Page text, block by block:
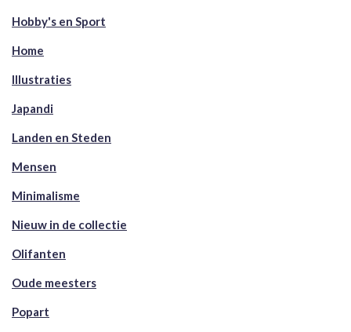
Hobby's en Sport
Home
Illustraties
Japandi
Landen en Steden
Mensen
Minimalisme
Nieuw in de collectie
Olifanten
Oude meesters
Popart